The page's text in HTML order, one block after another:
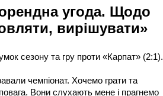
угода. Щодо
вирішувати»
сезону та гру проти «Карпат» (2:1).
чемпіонат. Хочемо грати та
Вони слухають мене і прагнемо